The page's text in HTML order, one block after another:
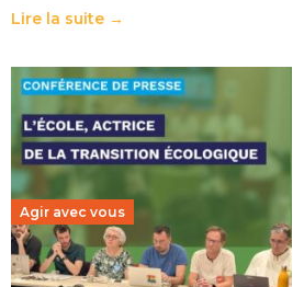
Lire la suite →
Agir avec vous
Transition écologique de